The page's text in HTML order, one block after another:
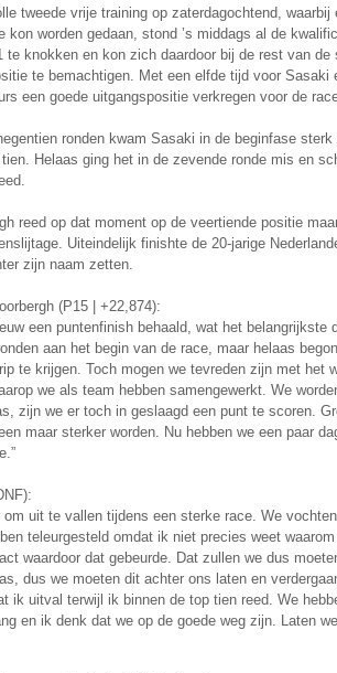
tweede vrije training op zaterdagochtend,
kon worden gedaan, stond ’s middags al de
te knokken en kon zich daardoor bij de rest van
te bemachtigen. Met een elfde tijd voor Sasaki
een goede uitgangspositie verkregen voor de
ronden kwam Sasaki in de beginfase
Helaas ging het in de zevende ronde mis en
reed op dat moment op de veertiende positie
Uiteindelijk finishte de 20-jarige
zijn naam zetten.
(P15 | +22,874):
een puntenfinish behaald, wat het
aan het begin van de race, maar helaas
te krijgen. Toch mogen we tevreden zijn met het
we als team hebben samengewerkt. We
zijn we er toch in geslaagd een punt te scoren.
maar sterker worden. Nu hebben we een paar
om uit te vallen tijdens een sterke race. We
teleurgesteld omdat ik niet precies weet
waardoor dat gebeurde. Dat zullen we dus
dus we moeten dit achter ons laten en
ik uitval terwijl ik binnen de top tien reed. We
en ik denk dat we op de goede weg zijn. Laten